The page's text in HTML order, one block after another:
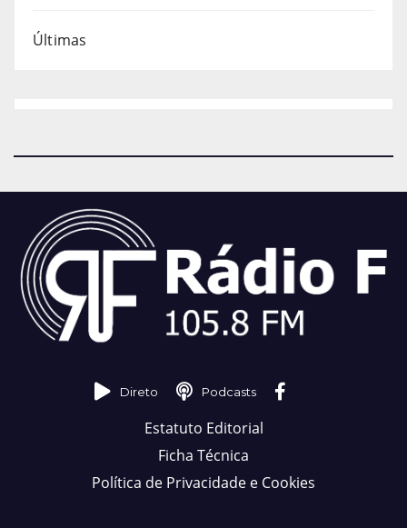
Últimas
Direto Podcasts
Estatuto Editorial
Ficha Técnica
Política de Privacidade e Cookies